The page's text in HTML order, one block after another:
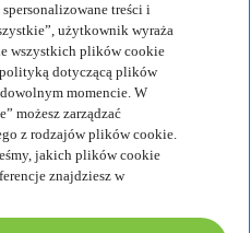
biznesu
treści i
użytkownik wyraża
wszystkich plików cookie
polityką dotyczącą plików
momencie. W
możesz zarządzać
z rodzajów plików cookie.
jakich plików cookie
znajdziesz w